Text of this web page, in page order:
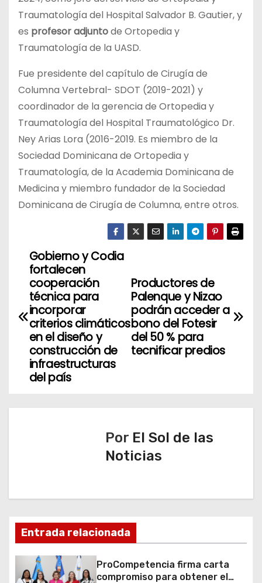
Traumatología del Hospital Salvador B. Gautier, y
es profesor adjuntode Ortopedia y
Traumatología de la UASD.
Fue presidente del capítulo de Cirugía de
Columna Vertebral- SDOT (2019-2021) y
coordinador de la gerencia de Ortopedia y
Traumatología del Hospital Traumatológico Dr.
Ney Arias Lora (2016-2019. Es miembro de la
Sociedad Dominicana de Ortopedia y
Traumatología, de la Academia Dominicana de
Medicina y miembro fundador de la Sociedad
Dominicana de Cirugía de Columna, entre otros.
N
v
c
e
e
Productores de
Palenque y Nizao
podrán acceder a
bono del Fotesir
del 50 % para
tecnificar predios
Gobierno y Codia
fortalecen
cooperación
técnica para
incorporar
criterios climáticos
en el diseño y
construcción de
infraestructuras
del país
Por El Sol de las
Noticias
Entrada relacionada
ProCompetencia firma carta
compromiso para obtener el